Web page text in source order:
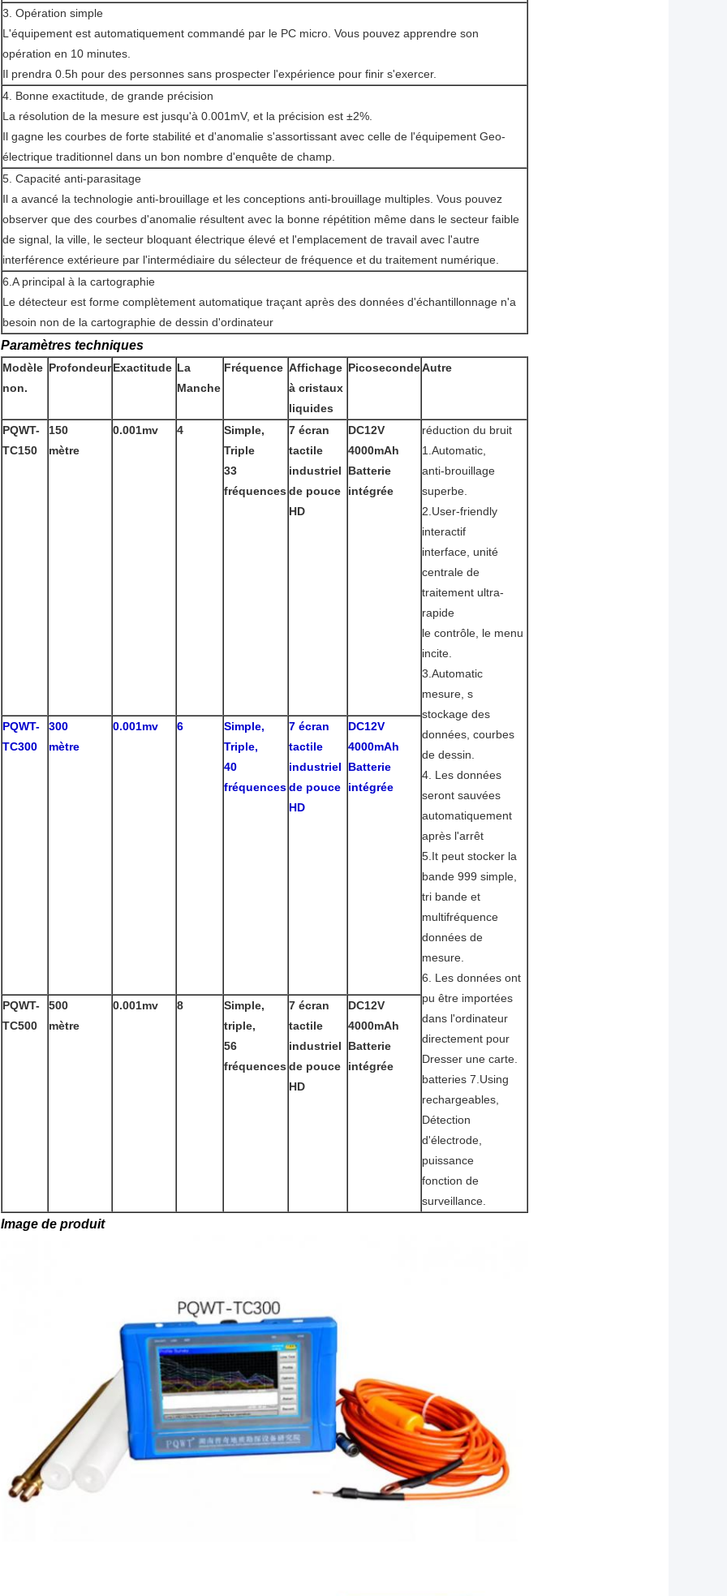
3. Opération simple
L'équipement est automatiquement commandé par le PC micro. Vous pouvez apprendre son
opération en 10 minutes.
Il prendra 0.5h pour des personnes sans prospecter l'expérience pour finir s'exercer.
4. Bonne exactitude, de grande précision
La résolution de la mesure est jusqu'à 0.001mV, et la précision est ±2%.
Il gagne les courbes de forte stabilité et d'anomalie s'assortissant avec celle de l'équipement Geo-
électrique traditionnel dans un bon nombre d'enquête de champ.
5. Capacité anti-parasitage
Il a avancé la technologie anti-brouillage et les conceptions anti-brouillage multiples. Vous pouvez
observer que des courbes d'anomalie résultent avec la bonne répétition même dans le secteur faible
de signal, la ville, le secteur bloquant électrique élevé et l'emplacement de travail avec l'autre
interférence extérieure par l'intermédiaire du sélecteur de fréquence et du traitement numérique.
6.A principal à la cartographie
Le détecteur est forme complètement automatique traçant après des données d'échantillonnage n'a
besoin non de la cartographie de dessin d'ordinateur
Paramètres techniques
Modèle
non.
ProfondeurExactitude La
Manche
Fréquence Affichage
à cristaux
liquides
PicosecondeAutre
PQWT-
TC150
150
mètre
0.001mv 4
Simple,
Triple
33
fréquences
7 écran
tactile
industriel
de pouce
HD
DC12V
4000mAh
Batterie
intégrée
réduction du bruit
1.Automatic,
anti-brouillage
superbe.
2.User-friendly
interactif
interface, unité
centrale de
traitement ultra-
rapide
le contrôle, le menu
incite.
3.Automatic
mesure, s
stockage des
données, courbes
de dessin.
4. Les données
seront sauvées
automatiquement
après l'arrêt
5.It peut stocker la
bande 999 simple,
tri bande et
multifréquence
données de
mesure.
6. Les données ont
pu être importées
dans l'ordinateur
directement pour
Dresser une carte.
batteries 7.Using
rechargeables,
Détection
d'électrode,
puissance
fonction de
surveillance.
PQWT-
TC300
300
mètre
0.001mv 6
Simple,
Triple,
40
fréquences
7 écran
tactile
industriel
de pouce
HD
DC12V
4000mAh
Batterie
intégrée
PQWT-
TC500
500
mètre
0.001mv 8
Simple,
triple,
56
fréquences
7 écran
tactile
industriel
de pouce
HD
DC12V
4000mAh
Batterie
intégrée
Image de produit